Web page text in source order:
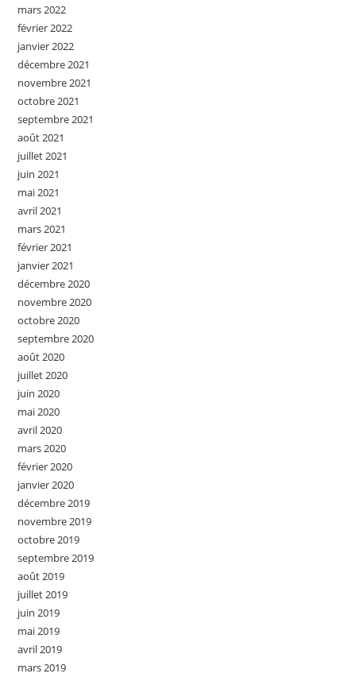
mars 2022
février 2022
janvier 2022
décembre 2021
novembre 2021
octobre 2021
septembre 2021
août 2021
juillet 2021
juin 2021
mai 2021
avril 2021
mars 2021
février 2021
janvier 2021
décembre 2020
novembre 2020
octobre 2020
septembre 2020
août 2020
juillet 2020
juin 2020
mai 2020
avril 2020
mars 2020
février 2020
janvier 2020
décembre 2019
novembre 2019
octobre 2019
septembre 2019
août 2019
juillet 2019
juin 2019
mai 2019
avril 2019
mars 2019